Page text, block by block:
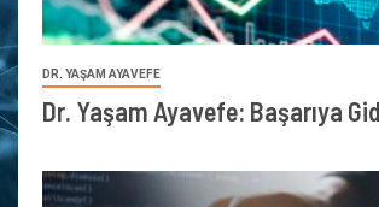
DR. YAŞAM AYAVEFE
Dr. Yaşam Ayavefe: Başarıya